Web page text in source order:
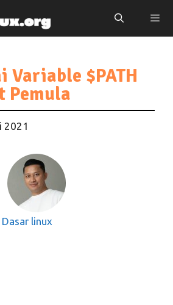
Variable $PATH
Pemula
2021
linux